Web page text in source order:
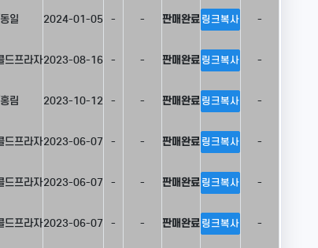
일 2024-01-05 - - 판매완료 링크복사 -
드프라자2023-08-16 - - 판매완료 링크복사 -
림 2023-10-12 - - 판매완료 링크복사 -
드프라자2023-06-07 - - 판매완료 링크복사 -
드프라자2023-06-07 - - 판매완료 링크복사 -
드프라자2023-06-07 - - 판매완료 링크복사 -